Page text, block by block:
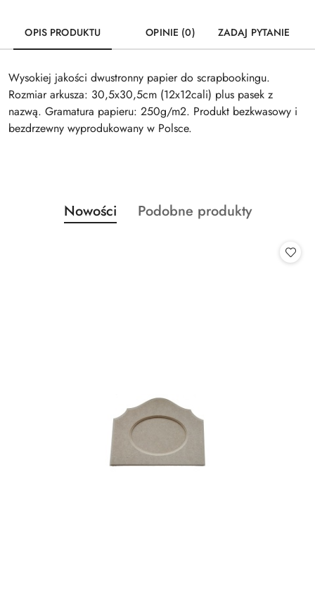
OPIS PRODUKTU OPINIE (0) ZADAJ PYTANIE
Wysokiej jakości dwustronny papier do scrapbookingu.
Rozmiar arkusza: 30,5x30,5cm (12x12cali) plus pasek z
nazwą. Gramatura papieru: 250g/m2. Produkt bezkwasowy i
bezdrzewny wyprodukowany w Polsce.
Pomiń karuzelę produktów
Produkty
o
Nowości
Produkty
Podobne produkty